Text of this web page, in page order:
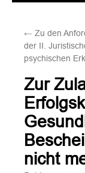
springen
← Zu den
der II.
psychischen
Zur
nicht